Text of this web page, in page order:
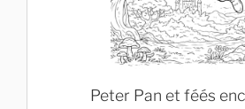
Peter Pan et féés